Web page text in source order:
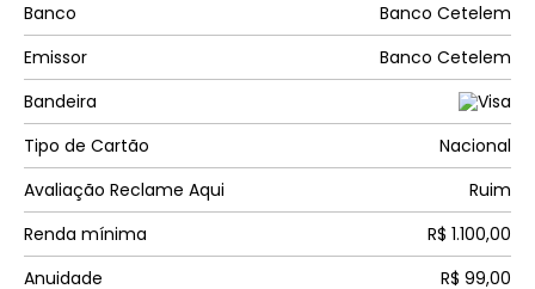
Banco
Banco Cetelem
Emissor
Banco Cetelem
Bandeira
Tipo de Cartão
Nacional
Avaliação Reclame Aqui
Ruim
Renda mínima
R$ 1.100,00
Anuidade
R$ 99,00